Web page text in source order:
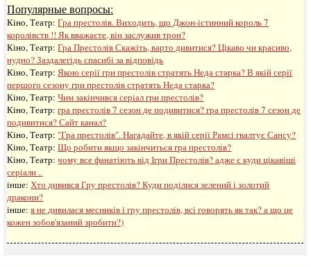
Популярные вопросы:
Кіно, Театр:Гра престолів. Виходить, що Джон-істинний король 7
королівств !! Як вважаєте, він заслужив трон?
Кіно, Театр:Гра Престолів Скажіть, варто дивитися? Цікаво чи красиво,
нудно? Заздалегідь спасибі за відповідь
Кіно, Театр: Якою серії гри престолів стратять Неда старка? В якій серії
першого сезону гри престолів стратять Неда старка?
Кіно, Театр:Чим закінчився серіал гри престолів?
Кіно, Театр:гра престолів 7 сезон де подивитися? гра престолів 7 сезон де
подивитися? Сайт канал?
Кіно, Театр: "Гра престолів". Нагадайте, в якій серії Рамсі гвалтує Сансу?
Кіно, Театр:Що робити якщо закінчиться гра престолів?
Кіно, Театр:чому все фанатіють від Ігри Престолів? адже є куди цікавіші
серіали ..
інше:Хто дивився Гру престолів? Куди поділися зелений і золотий
дракони?
інше:я не дивилася месників і гру престолів, всі говорять як так? а що це
кожен зобов'язаний зробити?)